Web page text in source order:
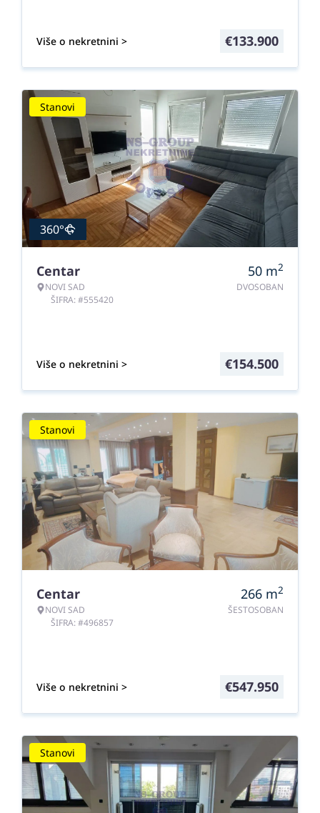
Više o nekretnini > €133.900
Stanovi
360°
Centar
NOVI SAD
ŠIFRA: #555420
50 m2
DVOSOBAN
Više o nekretnini > €154.500
Stanovi
Centar
NOVI SAD
ŠIFRA: #496857
266 m2
ŠESTOSOBAN
Više o nekretnini > €547.950
Stanovi